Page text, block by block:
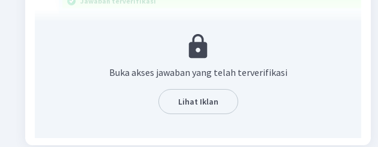
Reorientation : Last sentence of the last paragraph because it
explains that grasshopper learns something from the ant.
Perintah soal adalah "Read the story again and identify the generic
structure and give the reason to support the answer." yang artinya
Buka akses jawaban yang telah terverifikasi
Lihat Iklan